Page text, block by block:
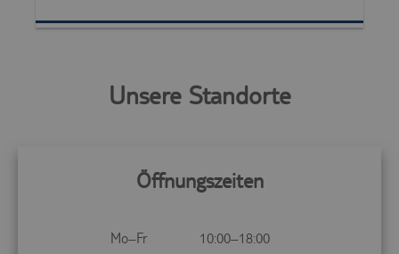
Unsere Standorte
Öffnungszeiten
Mo–Fr
10:00–18:00